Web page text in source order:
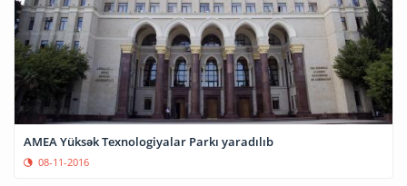
AMEA Yüksək Texnologiyalar Parkı yaradılıb
08-11-2016